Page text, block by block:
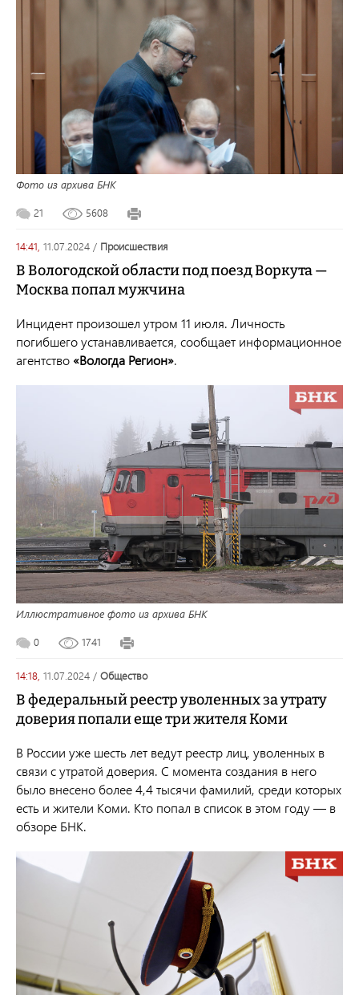
Фото из архива БНК
21 5608
14:41, 11.07.2024 / происшествия
В Вологодской области под поезд Воркута —
Москва попал мужчина
Инцидент произошел утром 11 июля. Личность
погибшего устанавливается, сообщает информационное
агентство «Вологда Регион».
Иллюстративное фото из архива БНК
0 1741
14:18, 11.07.2024 / общество
В федеральный реестр уволенных за утрату
доверия попали еще три жителя Коми
В России уже шесть лет ведут реестр лиц, уволенных в
связи с утратой доверия. С момента создания в него
было внесено более 4,4 тысячи фамилий, среди которых
есть и жители Коми. Кто попал в список в этом году — в
обзоре БНК.